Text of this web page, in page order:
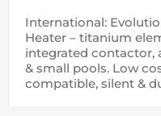
International:
Heater – titanium
integrated contactor,
& small pools. Low
compatible, silent &